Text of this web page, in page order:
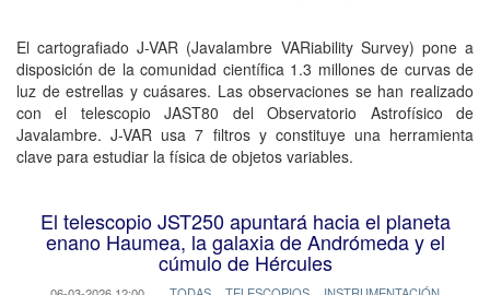
El cartografiado J-VAR (Javalambre VARiability Survey) pone a
disposición de la comunidad científica 1.3 millones de curvas de
luz de estrellas y cuásares. Las observaciones se han realizado
con el telescopio JAST80 del Observatorio Astrofísico de
Javalambre. J-VAR usa 7 filtros y constituye una herramienta
clave para estudiar la física de objetos variables.
El telescopio JST250 apuntará hacia el planeta
enano Haumea, la galaxia de Andrómeda y el
cúmulo de Hércules